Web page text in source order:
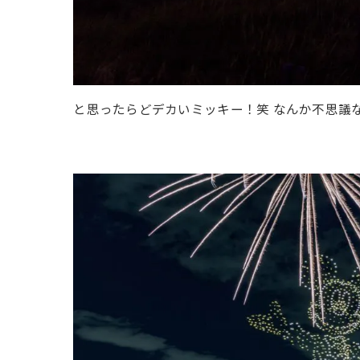
と思ったらどデカいミッキー！笑 なんか不思議